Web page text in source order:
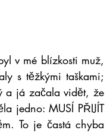
v mé blízkosti muž,
s těžkými taškami;
a já začala vidět, že
jedno: MUSÍ PŘIJÍT
To je častá chyba